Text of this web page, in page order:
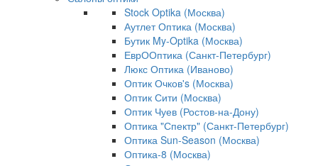
Stock Optika (Москва)
Аутлет Оптика (Москва)
Бутик My-Optika (Москва)
ЕврООптика (Санкт-Петербург)
Люкс Оптика (Иваново)
Оптик Очков's (Москва)
Оптик Сити (Москва)
Оптик Чуев (Ростов-на-Дону)
Оптика "Спектр" (Санкт-Петербург)
Оптика Sun-Season (Москва)
Оптика-8 (Москва)